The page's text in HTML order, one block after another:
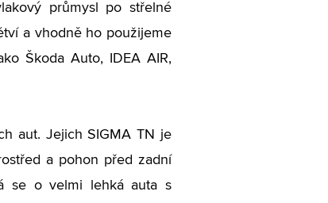
průmysl po střelné
a vhodně ho použijeme
Škoda Auto, IDEA AIR,
aut. Jejich SIGMA TN je
a pohon před zadní
se o velmi lehká auta s